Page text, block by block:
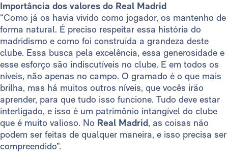
Importância dos valores do Real Madrid
“Como já os havia vivido como jogador, os mantenho de
forma natural. É preciso respeitar essa história do
madridismo e como foi construída a grandeza deste
clube. Essa busca pela excelência, essa generosidade e
esse esforço são indiscutíveis no clube. E em todos os
níveis, não apenas no campo. O gramado é o que mais
brilha, mas há muitos outros níveis, que vocês irão
aprender, para que tudo isso funcione. Tudo deve estar
interligado, e isso é um patrimônio intangível do clube
que é muito valioso. No Real Madrid, as coisas não
podem ser feitas de qualquer maneira, e isso precisa ser
compreendido”.